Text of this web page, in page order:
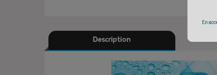
En
Description